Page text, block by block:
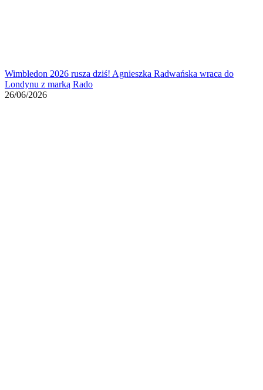
Wimbledon 2026 rusza dziś! Agnieszka Radwańska wraca do
Londynu z marką Rado
26/06/2026